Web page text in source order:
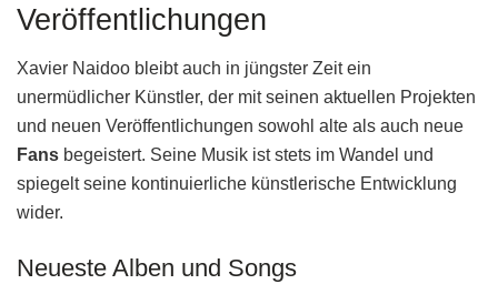
Veröffentlichungen
Xavier Naidoo bleibt auch in jüngster Zeit ein
unermüdlicher Künstler, der mit seinen aktuellen Projekten
und neuen Veröffentlichungen sowohl alte als auch neue
Fans begeistert. Seine Musik ist stets im Wandel und
spiegelt seine kontinuierliche künstlerische Entwicklung
wider.
Neueste Alben und Songs